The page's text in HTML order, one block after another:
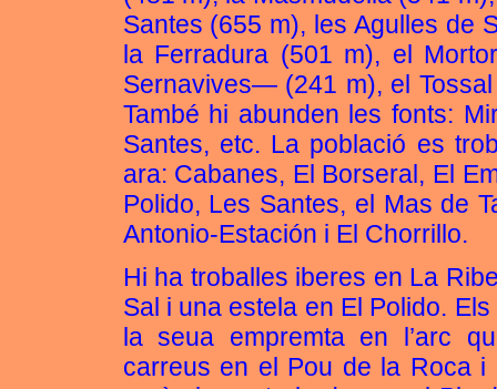
Santes (655 m), les Agulles de
la Ferradura (501 m), el
Sernavives— (241 m), el
També hi abunden les fonts:
Santes, etc. La població es
ara: Cabanes, El Borseral, El
Polido, Les Santes, el Mas de
Antonio-Estación i El Chorrillo.
Hi ha troballes iberes en La
Sal i una estela en El Polido.
la seua empremta en l’arc
carreus en el Pou de la Roca i